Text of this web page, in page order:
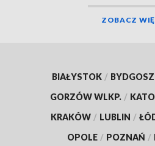
ZOBACZ
BIAŁYSTOK /
GORZÓW WLKP. /
KRAKÓW / LUBLIN /
OPOLE / POZNAŃ /